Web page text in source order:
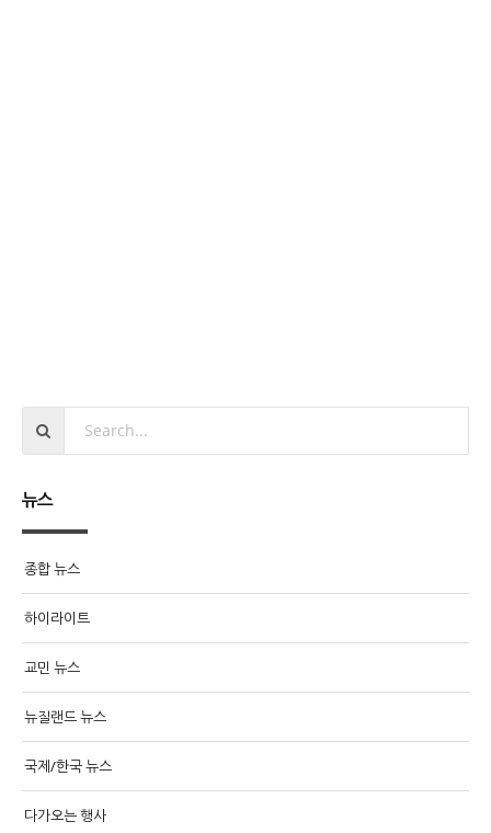
뉴스
종합 뉴스
하이라이트
교민 뉴스
뉴질랜드 뉴스
국제/한국 뉴스
다가오는 행사